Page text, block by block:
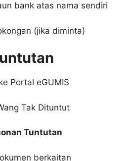
bank atas nama sendiri
(jika diminta)
Portal eGUMIS
Tak Dituntut
Tuntutan
berkaitan